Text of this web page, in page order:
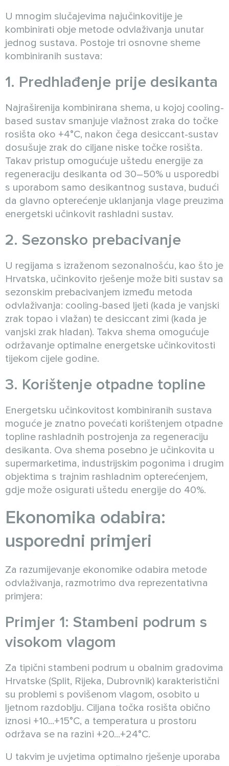
U mnogim slučajevima najučinkovitije je
kombinirati obje metode odvlaživanja unutar
jednog sustava. Postoje tri osnovne sheme
kombiniranih sustava:
1. Predhlađenje prije desikanta
Najraširenija kombinirana shema, u kojoj cooling-
based sustav smanjuje vlažnost zraka do točke
rosišta oko +4°C, nakon čega desiccant-sustav
dosušuje zrak do ciljane niske točke rosišta.
Takav pristup omogućuje uštedu energije za
regeneraciju desikanta od 30–50% u usporedbi
s uporabom samo desikantnog sustava, budući
da glavno opterećenje uklanjanja vlage preuzima
energetski učinkovit rashladni sustav.
2. Sezonsko prebacivanje
U regijama s izraženom sezonalnošću, kao što je
Hrvatska, učinkovito rješenje može biti sustav sa
sezonskim prebacivanjem između metoda
odvlaživanja: cooling-based ljeti (kada je vanjski
zrak topao i vlažan) te desiccant zimi (kada je
vanjski zrak hladan). Takva shema omogućuje
održavanje optimalne energetske učinkovitosti
tijekom cijele godine.
3. Korištenje otpadne topline
Energetsku učinkovitost kombiniranih sustava
moguće je znatno povećati korištenjem otpadne
topline rashladnih postrojenja za regeneraciju
desikanta. Ova shema posebno je učinkovita u
supermarketima, industrijskim pogonima i drugim
objektima s trajnim rashladnim opterećenjem,
gdje može osigurati uštedu energije do 40%.
Ekonomika odabira:
usporedni primjeri
Za razumijevanje ekonomike odabira metode
odvlaživanja, razmotrimo dva reprezentativna
primjera:
Primjer 1: Stambeni podrum s
visokom vlagom
Za tipični stambeni podrum u obalnim gradovima
Hrvatske (Split, Rijeka, Dubrovnik) karakteristični
su problemi s povišenom vlagom, osobito u
ljetnom razdoblju. Ciljana točka rosišta obično
iznosi +10...+15°C, a temperatura u prostoru
održava se na razini +20...+24°C.
U takvim je uvjetima optimalno rješenje uporaba